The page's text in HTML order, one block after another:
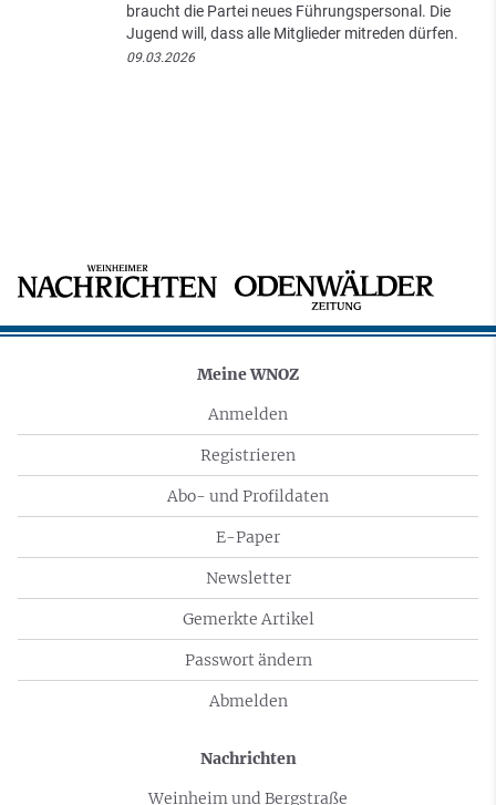
braucht die Partei neues Führungspersonal. Die
Jugend will, dass alle Mitglieder mitreden dürfen.
09.03.2026
Meine WNOZ
Anmelden
Registrieren
Abo- und Profildaten
E-Paper
Newsletter
Gemerkte Artikel
Passwort ändern
Abmelden
Nachrichten
Weinheim und Bergstraße